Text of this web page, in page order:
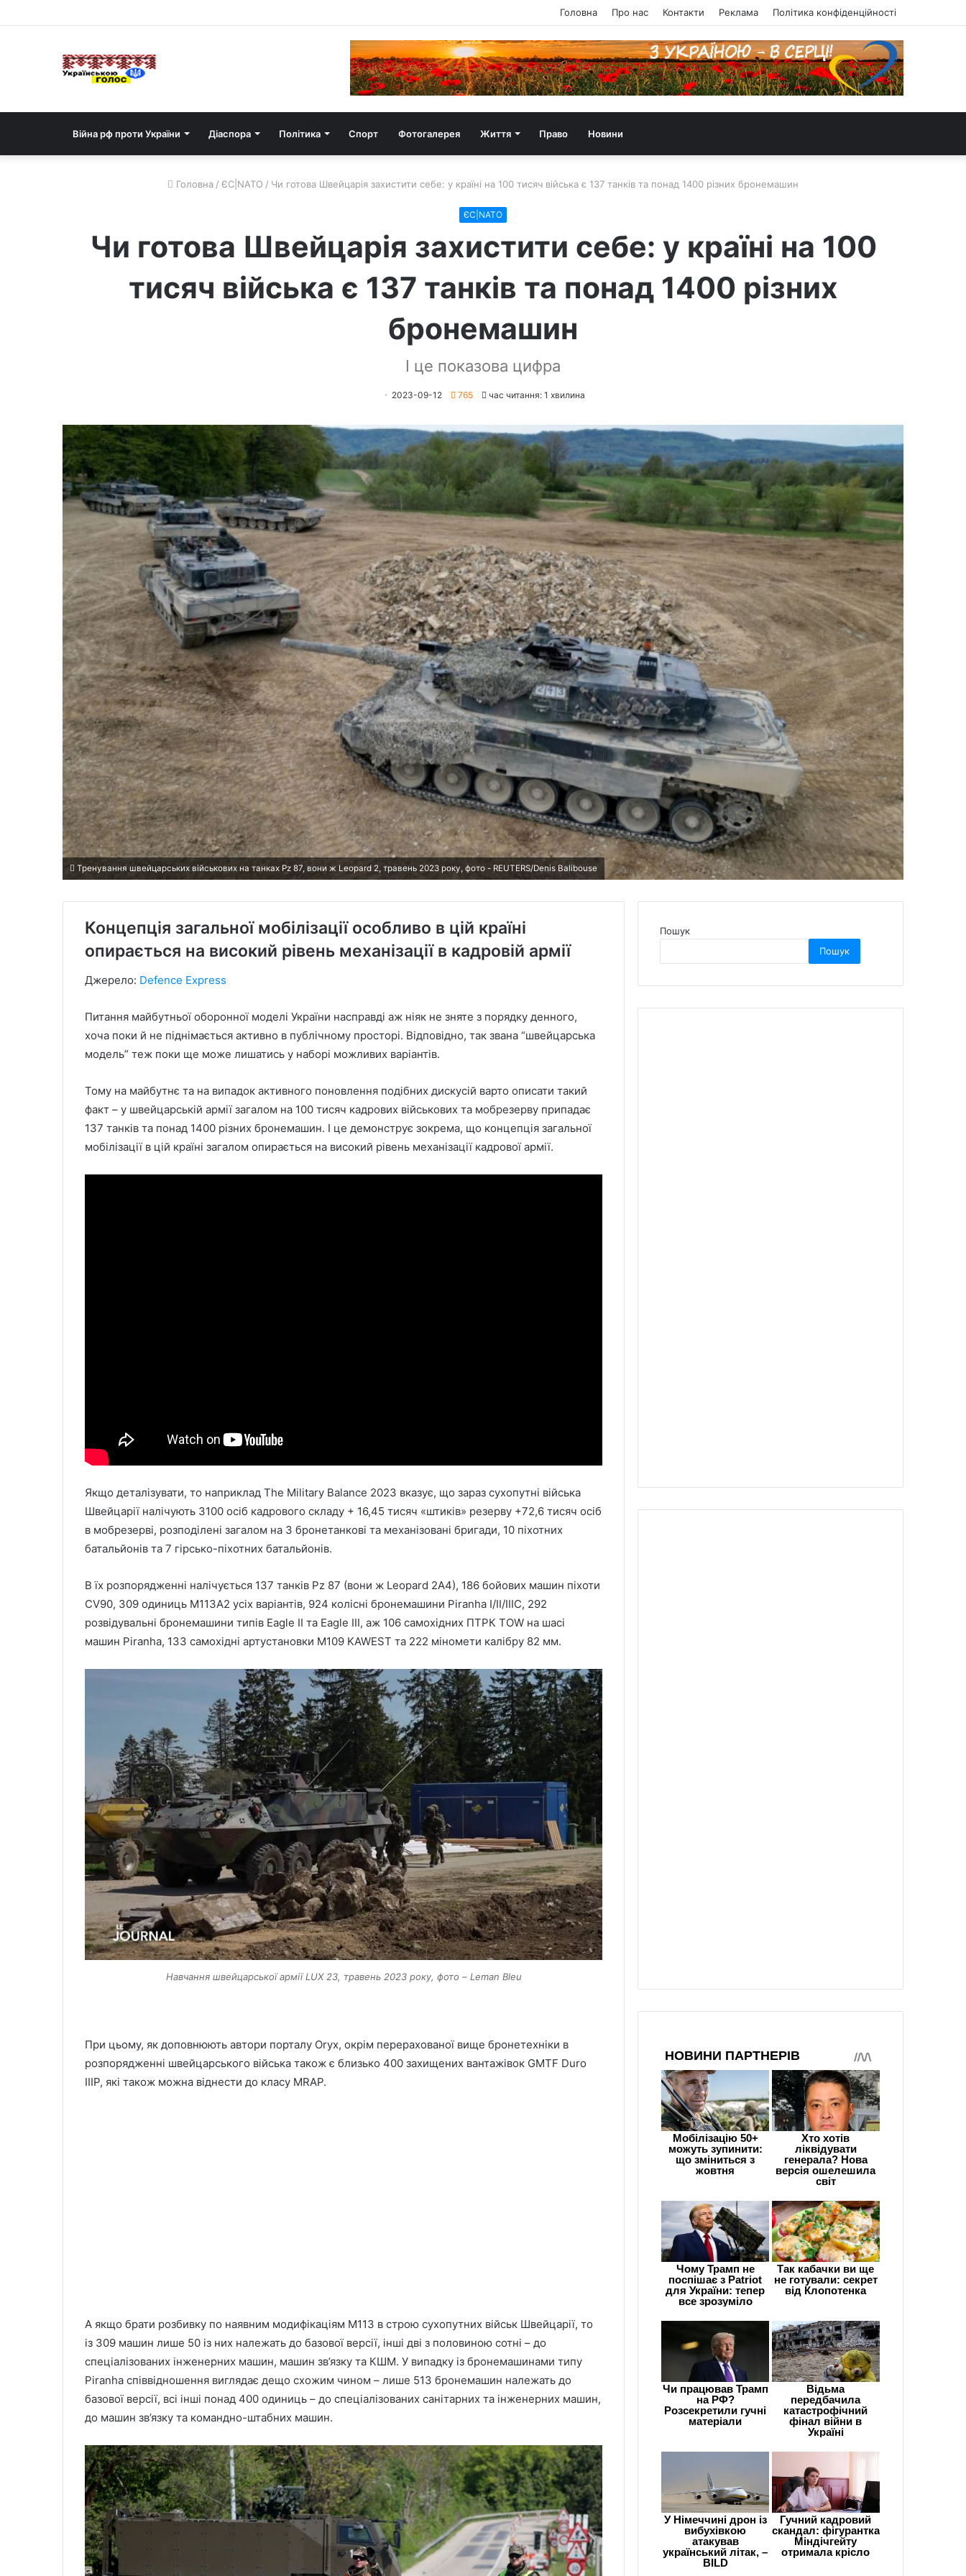
Головна Про нас Контакти Реклама Політика конфіденційності
Війна рф проти України Діаспора Політика Спорт Фотогалерея Життя Право Новини
Головна / ЄС|NATO / Чи готова Швейцарія захистити себе: у країні на 100 тисяч війська є 137 танків та понад 1400 різних бронемашин
ЄС|NATO
Чи готова Швейцарія захистити себе: у країні на 100
тисяч війська є 137 танків та понад 1400 різних
бронемашин
І це показова цифра
2023-09-12 765 час читання: 1 хвилина
Тренування швейцарських військових на танках Pz 87, вони ж Leopard 2, травень 2023 року, фото - REUTERS/Denis Balibouse
Концепція загальної мобілізації особливо в цій країні
опирається на високий рівень механізації в кадровій армії
Джерело: Defence Express
Питання майбутньої оборонної моделі України насправді аж ніяк не зняте з порядку денного,
хоча поки й не піднімається активно в публічному просторі. Відповідно, так звана “швейцарська
модель” теж поки ще може лишатись у наборі можливих варіантів.
Тому на майбутнє та на випадок активного поновлення подібних дискусій варто описати такий
факт – у швейцарській армії загалом на 100 тисяч кадрових військових та мобрезерву припадає
137 танків та понад 1400 різних бронемашин. І це демонструє зокрема, що концепція загальної
мобілізації в цій країні загалом опирається на високий рівень механізації кадрової армії.
Якщо деталізувати, то наприклад The Military Balance 2023 вказує, що зараз сухопутні війська
Швейцарії налічують 3100 осіб кадрового складу + 16,45 тисяч «штиків» резерву +72,6 тисяч осіб
в мобрезерві, розподілені загалом на 3 бронетанкові та механізовані бригади, 10 піхотних
батальйонів та 7 гірсько-піхотних батальйонів.
В їх розпорядженні налічується 137 танків Pz 87 (вони ж Leopard 2A4), 186 бойових машин піхоти
CV90, 309 одиниць M113A2 усіх варіантів, 924 колісні бронемашини Piranha I/II/IIIC, 292
розвідувальні бронемашини типів Eagle II та Eagle III, аж 106 самохідних ПТРК TOW на шасі
машин Piranha, 133 самохідні артустановки M109 KAWEST та 222 міномети калібру 82 мм.
Навчання швейцарської армії LUX 23, травень 2023 року, фото – Leman Bleu
При цьому, як доповнюють автори порталу Oryx, окрім перерахованої вище бронетехніки в
розпорядженні швейцарського війська також є близько 400 захищених вантажівок GMTF Duro
IIIP, які також можна віднести до класу MRAP.
А якщо брати розбивку по наявним модифікаціям M113 в строю сухопутних військ Швейцарії, то
із 309 машин лише 50 із них належать до базової версії, інші дві з половиною сотні – до
спеціалізованих інженерних машин, машин зв’язку та КШМ. У випадку із бронемашинами типу
Piranha співвідношення виглядає дещо схожим чином – лише 513 бронемашин належать до
базової версії, всі інші понад 400 одиниць – до спеціалізованих санітарних та інженерних машин,
до машин зв’язку та командно-штабних машин.
Пошук
Пошук